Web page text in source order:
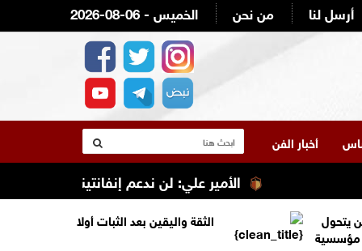
2026-08-06 - الخميس من نحن أرسل لنا
أخبار الفن
الأمير علي: لن ندعم إنفانتينو ولن نصوت له
يتحول
مؤسسية
الثقة واليقين بعد الثبات أولا